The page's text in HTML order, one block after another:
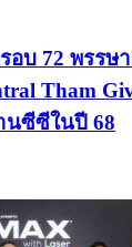
อบ 72 พรรษ
Tham
นซีซีในปี 68